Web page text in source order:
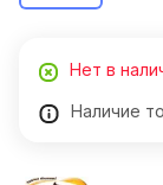
Нет в
Наличие